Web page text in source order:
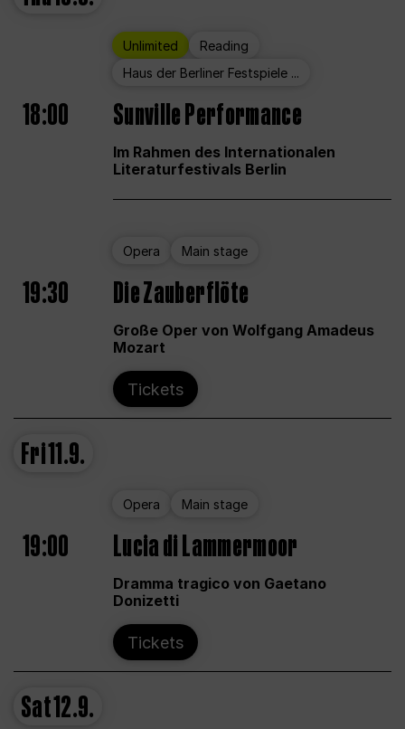
Unlimited
Reading
Haus der Berliner Festspiele ...
18:00 Sunville Performance
Im Rahmen des Internationalen
Literaturfestivals Berlin
Opera Main stage
19:30 Die Zauberflöte
Große Oper von Wolfgang Amadeus
Mozart
Tickets
Fri11.9.
Opera Main stage
19:00 Lucia di Lammermoor
Dramma tragico von Gaetano
Donizetti
Tickets
Sat12.9.